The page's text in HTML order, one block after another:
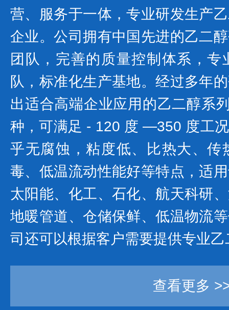
营、服务于一体，专业研发生产
企业。公司拥有中国先进的乙二
团队，完善的质量控制体系，
队，标准化生产基地。经过多年
出适合高端企业应用的乙二醇系
种，可满足 - 120 度 —350 度工
乎无腐蚀，粘度低、比热大、传
毒、低温流动性能好等特点，适
太阳能、化工、石化、航天科研
地暖管道、仓储保鲜、低温物流
司还可以根据客户需要提供专业
查看更多